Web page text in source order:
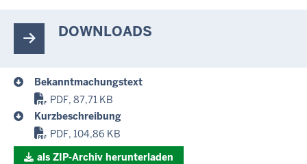
DOWNLOADS
Bekanntmachungstext
PDF, 87,71 KB
Kurzbeschreibung
PDF, 104,86 KB
als ZIP-Archiv herunterladen